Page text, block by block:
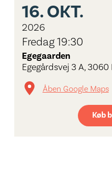
16.OKT.
2026
Fredag 19:30
Egegaarden
Egegårdsvej 3 A,
Åben Google Maps
Køb